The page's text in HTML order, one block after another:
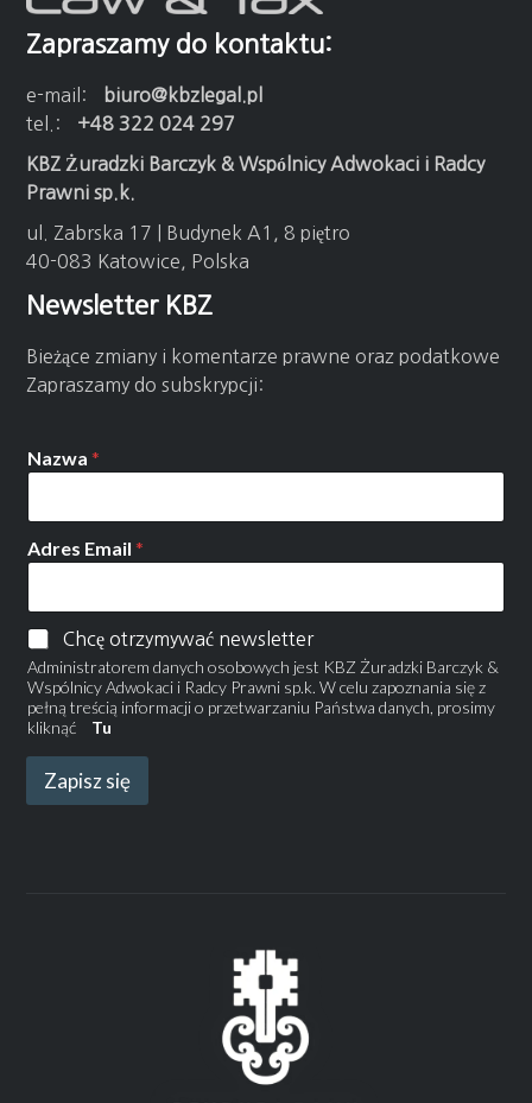
Zapraszamy do kontaktu:
e-mail:
biuro@kbzlegal.pl
tel.:
+48 322 024 297
KBZ Żuradzki Barczyk & Wspólnicy Adwokaci i Radcy
Prawni sp.k.
ul. Zabrska 17 | Budynek A1, 8 piętro
40-083 Katowice, Polska
Newsletter KBZ
Bieżące zmiany i komentarze prawne oraz podatkowe
Zapraszamy do subskrypcji:
Nazwa*
Adres Email*
Chcę otrzymywać newsletter
Administratorem danych osobowych jest KBZ Żuradzki Barczyk &
Wspólnicy Adwokaci i Radcy Prawni sp.k. W celu zapoznania się z
pełną treścią informacji o przetwarzaniu Państwa danych, prosimy
kliknąć
Tu
Zapisz się